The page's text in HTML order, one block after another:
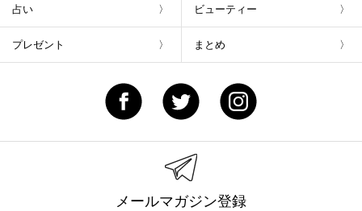
占い ビューティー
プレゼント まとめ
メールマガジン登録